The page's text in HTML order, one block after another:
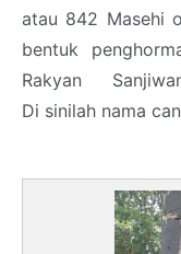
atau 842 Masehi
bentuk
Rakyan
Di sinilah nama